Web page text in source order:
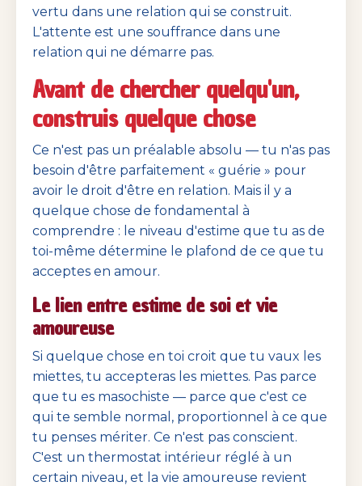
vertu dans une relation qui se construit.
L'attente est une souffrance dans une
relation qui ne démarre pas.
Avant de chercher quelqu'un,
construis quelque chose
Ce n'est pas un préalable absolu — tu n'as pas
besoin d'être parfaitement « guérie » pour
avoir le droit d'être en relation. Mais il y a
quelque chose de fondamental à
comprendre : le niveau d'estime que tu as de
toi-même détermine le plafond de ce que tu
acceptes en amour.
Le lien entre estime de soi et vie
amoureuse
Si quelque chose en toi croit que tu vaux les
miettes, tu accepteras les miettes. Pas parce
que tu es masochiste — parce que c'est ce
qui te semble normal, proportionnel à ce que
tu penses mériter. Ce n'est pas conscient.
C'est un thermostat intérieur réglé à un
certain niveau, et la vie amoureuse revient